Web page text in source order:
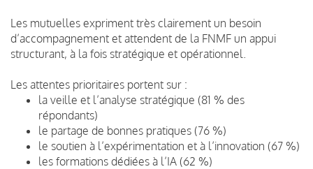
Les mutuelles expriment très clairement un besoin
d’accompagnement et attendent de la FNMF un appui
structurant, à la fois stratégique et opérationnel.
Les attentes prioritaires portent sur :
la veille et l’analyse stratégique (81 % des
répondants)
le partage de bonnes pratiques (76 %)
le soutien à l’expérimentation et à l’innovation (67 %)
les formations dédiées à l’IA (62 %)